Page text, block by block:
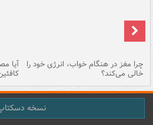
چرا مغز در هنگام خواب، انرژی خود را
خالی می‌کند؟
آیا
نسخه